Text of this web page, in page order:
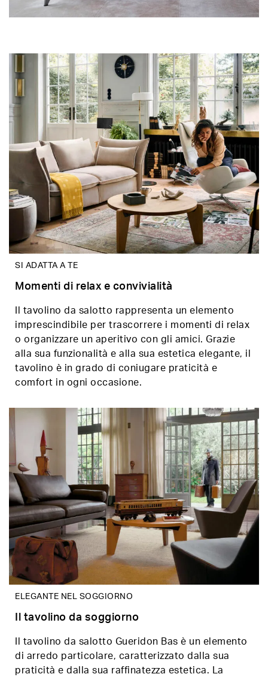
SI ADATTA A TE
Momenti di relax e convivialità
Il tavolino da salotto rappresenta un elemento
imprescindibile per trascorrere i momenti di relax
o organizzare un aperitivo con gli amici. Grazie
alla sua funzionalità e alla sua estetica elegante, il
tavolino è in grado di coniugare praticità e
comfort in ogni occasione.
ELEGANTE NEL SOGGIORNO
Il tavolino da soggiorno
Il tavolino da salotto Gueridon Bas è un elemento
di arredo particolare, caratterizzato dalla sua
praticità e dalla sua raffinatezza estetica. La